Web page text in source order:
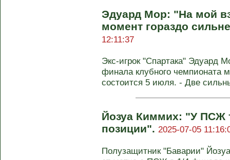
Эдуард Мор: "На мой
момент гораздо
12:11:37
Экс-игрок "Спартака" Эдуард
финала клубного
состоится 5 июля. - Две
Йозуа Киммих: "У ПСЖ
позиции". 2025-07-05
Полузащитник "Баварии"